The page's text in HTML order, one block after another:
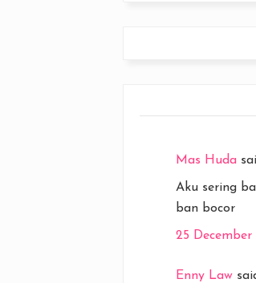
Mas Huda
Aku sering
ban bocor
25 December
Enny Law